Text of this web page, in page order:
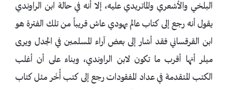
البلخي والأشعري والماتريدي عليه، إلا أنه في حالة ابن الراوندي
يقول أنه رجع إلى كتاب عالم يهودي عاش قريباً من تلك الفترة هو
ابن القرقساني فقد أشار إلى بعض آراء المسلمين في الجدل ويرى
ميلر أنها أقرب ما تكون لابن الراوندي، وبناء على أن أغلب
الكتب المتقدمة في عداد المفقودات رجع إلى كتب أُخَر مثل كتاب